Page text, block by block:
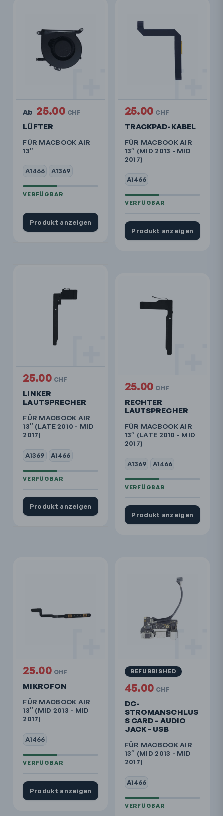
LÜFTER
FÜR MACBOOK AIR
13″
A1466 A1369
Ab 25.00 CHF
Produkt anzeigen
TRACKPAD-KABEL
FÜR MACBOOK AIR
13″ (MID 2013 - MID
2017)
A1466
25.00 CHF
Produkt anzeigen
LINKER
LAUTSPRECHER
FÜR MACBOOK AIR
13″ (LATE 2010 - MID
2017)
A1369 A1466
25.00 CHF
Produkt anzeigen
RECHTER
LAUTSPRECHER
FÜR MACBOOK AIR
13″ (LATE 2010 - MID
2017)
A1369 A1466
25.00 CHF
Produkt anzeigen
MIKROFON
FÜR MACBOOK AIR
13″ (MID 2013 - MID
2017)
A1466
25.00 CHF
Produkt anzeigen
DC-
STROMANSCHLUS
S CARD - AUDIO
JACK - USB
FÜR MACBOOK AIR
13″ (MID 2013 - MID
2017)
A1466
REFURBISHED
45.00 CHF